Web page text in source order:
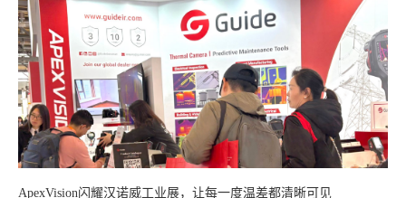
ApexVision闪耀汉诺威工业展，让每一度温差都清晰可见